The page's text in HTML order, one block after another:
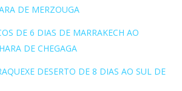
DE MERZOUGA
DE 6 DIAS DE MARRAKECH AO
DE CHEGAGA
DESERTO DE 8 DIAS AO SUL DE